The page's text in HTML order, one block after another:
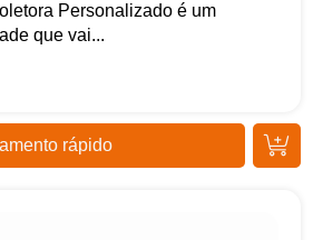
Personalizado é um
que vai...
rápido